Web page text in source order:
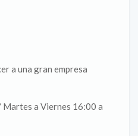
a una gran empresa
Martes a Viernes 16:00 a